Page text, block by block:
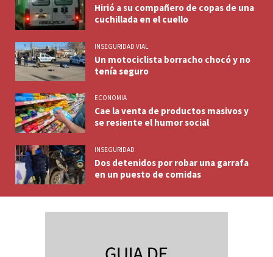
Hirió a su compañero de copas de una
cuchillada en el cuello
INSEGURIDAD VIAL
Un motociclista borracho chocó y no
tenía seguro
ECONOMIA
Cae la venta de productos masivos y
se resiente el humor social
INSEGURIDAD
Dos detenidos por robar una garrafa
en un puesto de comidas